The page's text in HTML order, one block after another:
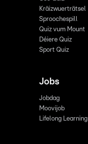
Kräizwuerträtsel
Sproochespill
Quiz vum Mount
Déiere Quiz
Sport Quiz
Jobs
Jobdag
Moovijob
Lifelong Learning